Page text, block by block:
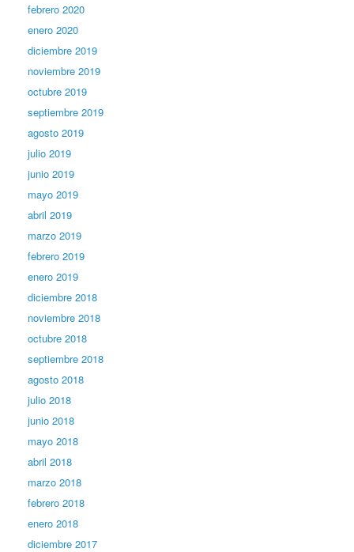
febrero 2020
enero 2020
diciembre 2019
noviembre 2019
octubre 2019
septiembre 2019
agosto 2019
julio 2019
junio 2019
mayo 2019
abril 2019
marzo 2019
febrero 2019
enero 2019
diciembre 2018
noviembre 2018
octubre 2018
septiembre 2018
agosto 2018
julio 2018
junio 2018
mayo 2018
abril 2018
marzo 2018
febrero 2018
enero 2018
diciembre 2017